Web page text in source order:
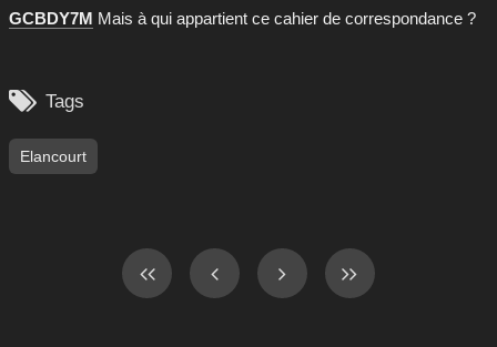
GCBDY7M Mais à qui appartient ce cahier de correspondance ?
 Tags
Elancourt